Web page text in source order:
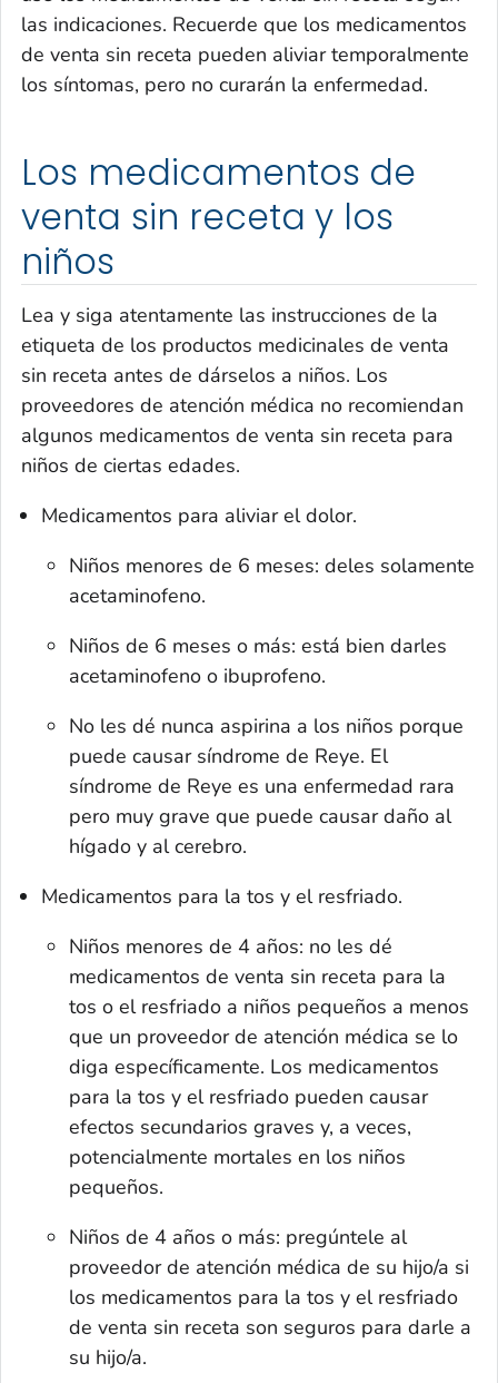
las indicaciones. Recuerde que los medicamentos
de venta sin receta pueden aliviar temporalmente
los síntomas, pero no curarán la enfermedad.
Los medicamentos de
venta sin receta y los
niños
Lea y siga atentamente las instrucciones de la
etiqueta de los productos medicinales de venta
sin receta antes de dárselos a niños. Los
proveedores de atención médica no recomiendan
algunos medicamentos de venta sin receta para
niños de ciertas edades.
Medicamentos para aliviar el dolor.
Niños menores de 6 meses: deles solamente
acetaminofeno.
Niños de 6 meses o más: está bien darles
acetaminofeno o ibuprofeno.
No les dé nunca aspirina a los niños porque
puede causar síndrome de Reye. El
síndrome de Reye es una enfermedad rara
pero muy grave que puede causar daño al
hígado y al cerebro.
Medicamentos para la tos y el resfriado.
Niños menores de 4 años: no les dé
medicamentos de venta sin receta para la
tos o el resfriado a niños pequeños a menos
que un proveedor de atención médica se lo
diga específicamente. Los medicamentos
para la tos y el resfriado pueden causar
efectos secundarios graves y, a veces,
potencialmente mortales en los niños
pequeños.
Niños de 4 años o más: pregúntele al
proveedor de atención médica de su hijo/a si
los medicamentos para la tos y el resfriado
de venta sin receta son seguros para darle a
su hijo/a.